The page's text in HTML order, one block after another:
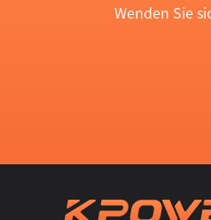
Wenden Sie